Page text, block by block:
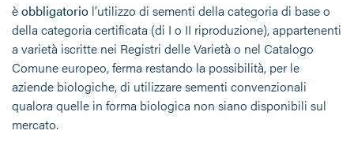
èobbligatorio l’utilizzo di sementi della categoria di base o
della categoria certificata (di I o II riproduzione), appartenenti
a varietà iscritte nei Registri delle Varietà o nel Catalogo
Comune europeo, ferma restando la possibilità, per le
aziende biologiche, di utilizzare sementi convenzionali
qualora quelle in forma biologica non siano disponibili sul
mercato.